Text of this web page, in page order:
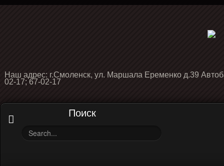
Наш адрес: г.Смоленск, ул. Маршала Еременко д.39
02-17; 67-02-17
Поиск